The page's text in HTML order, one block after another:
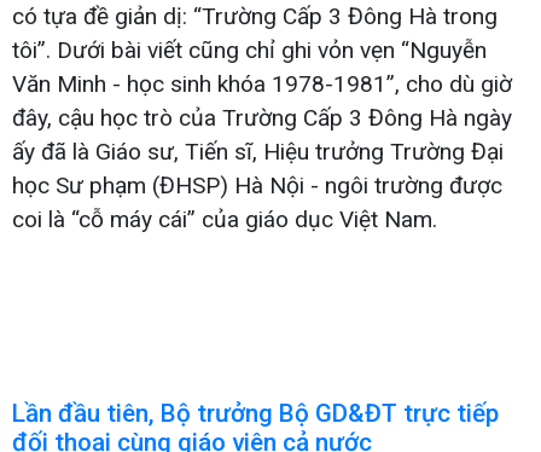
có tựa đề giản dị: “Trường Cấp 3 Đông Hà trong
tôi”. Dưới bài viết cũng chỉ ghi vỏn vẹn “Nguyễn
Văn Minh - học sinh khóa 1978-1981”, cho dù giờ
đây, cậu học trò của Trường Cấp 3 Đông Hà ngày
ấy đã là Giáo sư, Tiến sĩ, Hiệu trưởng Trường Đại
học Sư phạm (ĐHSP) Hà Nội - ngôi trường được
coi là “cỗ máy cái” của giáo dục Việt Nam.
Lần đầu tiên, Bộ trưởng Bộ GD&ĐT trực tiếp
đối thoại cùng giáo viên cả nước